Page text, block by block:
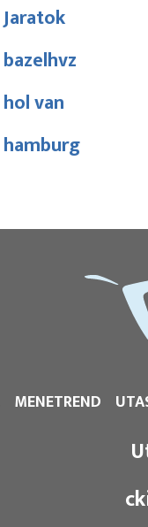
Jaratok
bazelhvz
hol van
hamburg
MENETREND